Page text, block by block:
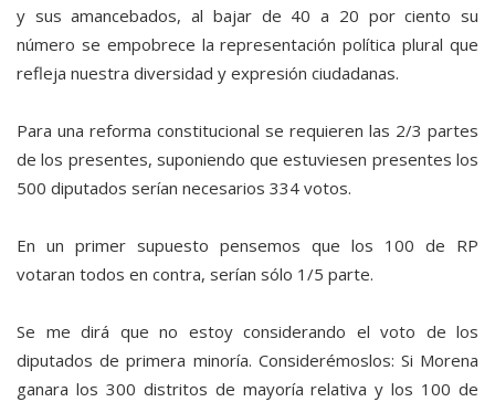
y sus amancebados, al bajar de 40 a 20 por ciento su
número se empobrece la representación política plural que
refleja nuestra diversidad y expresión ciudadanas.
Para una reforma constitucional se requieren las 2/3 partes
de los presentes, suponiendo que estuviesen presentes los
500 diputados serían necesarios 334 votos.
En un primer supuesto pensemos que los 100 de RP
votaran todos en contra, serían sólo 1/5 parte.
Se me dirá que no estoy considerando el voto de los
diputados de primera minoría. Considerémoslos: Si Morena
ganara los 300 distritos de mayoría relativa y los 100 de